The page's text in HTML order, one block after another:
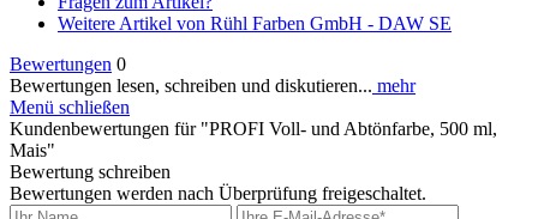
Weitere Artikel von Rühl Farben GmbH - DAW SE
Bewertungen 0
Bewertungen lesen, schreiben und diskutieren... mehr
Menü schließen
Kundenbewertungen für "PROFI Voll- und Abtönfarbe, 500 ml,
Mais"
Bewertung schreiben
Bewertungen werden nach Überprüfung freigeschaltet.